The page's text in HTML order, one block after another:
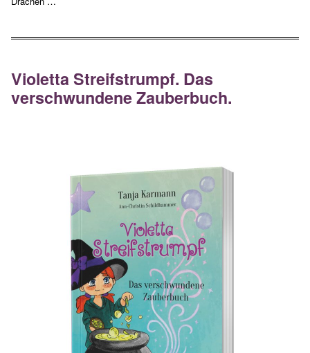
Violetta Streifstrumpf. Das
verschwundene Zauberbuch.